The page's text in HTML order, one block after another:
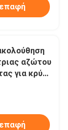
επαφή
αζώτου
για κρύα
επαφή